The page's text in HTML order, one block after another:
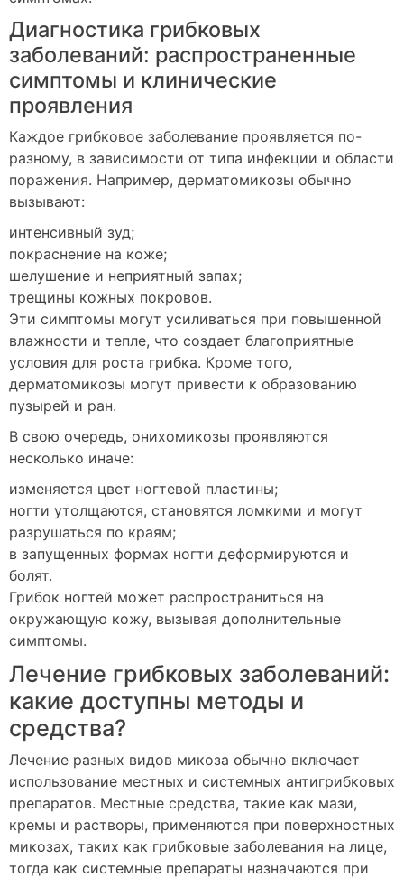
Диагностика грибковых
заболеваний: распространенные
симптомы и клинические
проявления
Каждое грибковое заболевание проявляется по-
разному, в зависимости от типа инфекции и области
поражения. Например, дерматомикозы обычно
вызывают:
интенсивный зуд;
покраснение на коже;
шелушение и неприятный запах;
трещины кожных покровов.
Эти симптомы могут усиливаться при повышенной
влажности и тепле, что создает благоприятные
условия для роста грибка. Кроме того,
дерматомикозы могут привести к образованию
пузырей и ран.
В свою очередь, онихомикозы проявляются
несколько иначе:
изменяется цвет ногтевой пластины;
ногти утолщаются, становятся ломкими и могут
разрушаться по краям;
в запущенных формах ногти деформируются и
болят.
Грибок ногтей может распространиться на
окружающую кожу, вызывая дополнительные
симптомы.
Лечение грибковых заболеваний:
какие доступны методы и
средства?
Лечение разных видов микоза обычно включает
использование местных и системных антигрибковых
препаратов. Местные средства, такие как мази,
кремы и растворы, применяются при поверхностных
микозах, таких как грибковые заболевания на лице,
тогда как системные препараты назначаются при